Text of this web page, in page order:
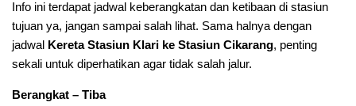
Info ini terdapat jadwal keberangkatan dan ketibaan di stasiun
tujuan ya, jangan sampai salah lihat. Sama halnya dengan
jadwal Kereta Stasiun Klari ke Stasiun Cikarang, penting
sekali untuk diperhatikan agar tidak salah jalur.
Berangkat – Tiba